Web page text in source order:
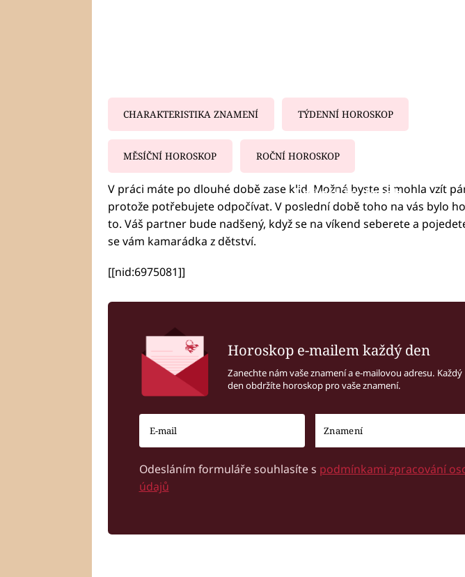
CHARAKTERISTIKA ZNAMENÍ TÝDENNÍ HOROSKOP
MĚSÍČNÍ HOROSKOP ROČNÍ HOROSKOP
Failed to fetch
V práci máte po dlouhé době zase klid. Možná byste si mohla vzít
protože potřebujete odpočívat. V poslední době toho na vás bylo
to. Váš partner bude nadšený, když se na víkend seberete a
se vám kamarádka z dětství.
[[nid:6975081]]
Horoskop e-mailem každý den
Zanechte nám vaše znamení a e-mailovou adresu. Každý
den obdržíte horoskop pro vaše znamení.
Odesláním formuláře souhlasíte s podmínkami zpracování
údajů